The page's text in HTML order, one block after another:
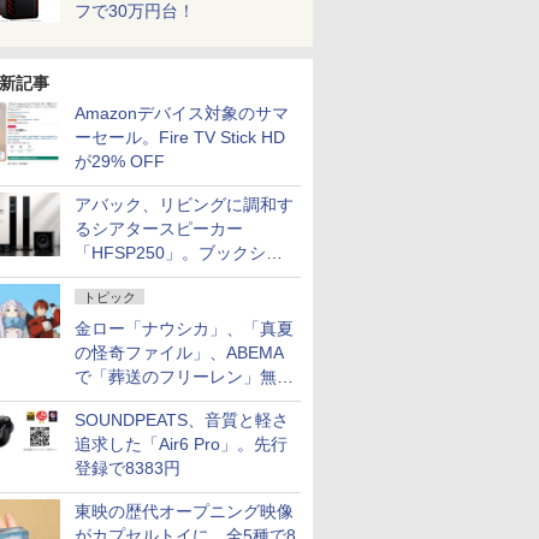
フで30万円台！
記事
Amazonデバイス対象のサマ
ーセール。Fire TV Stick HD
が29% OFF
アバック、リビングに調和す
るシアタースピーカー
「HFSP250」。ブックシェ
ルフはペア3万円以下
トピック
金ロー「ナウシカ」、「真夏
の怪奇ファイル」、ABEMA
で「葬送のフリーレン」無料
配信など。夏の特番・配信情
報
SOUNDPEATS、音質と軽さ
追求した「Air6 Pro」。先行
登録で8383円
東映の歴代オープニング映像